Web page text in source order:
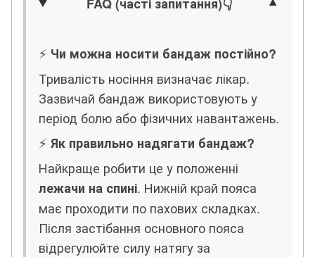
⚡️ Чи можна носити бандаж постійно?
Тривалість носіння визначає лікар.
Зазвичай бандаж використовують у
період болю або фізичних навантажень.
⚡️ Як правильно надягати бандаж?
Найкраще робити це у положенні
лежачи на спині. Нижній край пояса
має проходити по пахових складках.
Після застібання основного пояса
відрегулюйте силу натягу за